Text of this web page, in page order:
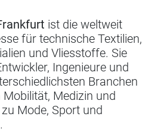
ist die weltweit
für technische Textilien,
und Vliesstoffe. Sie
Ingenieure und
Branchen
Medizin und
Mode, Sport und